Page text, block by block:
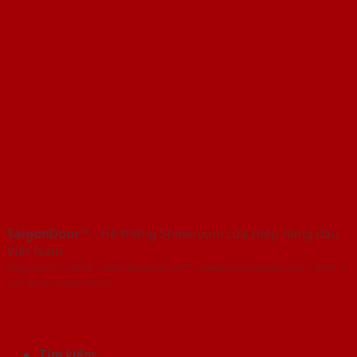
SaigonDoor™ - Hệ thống Showroom cửa thép hàng đầu
Việt Nam
Copyright ⓒ 2016 – 2026 SaigonDoor™ - www.bancuathep.com | Đơn vị
chủ quản SaigonDoor